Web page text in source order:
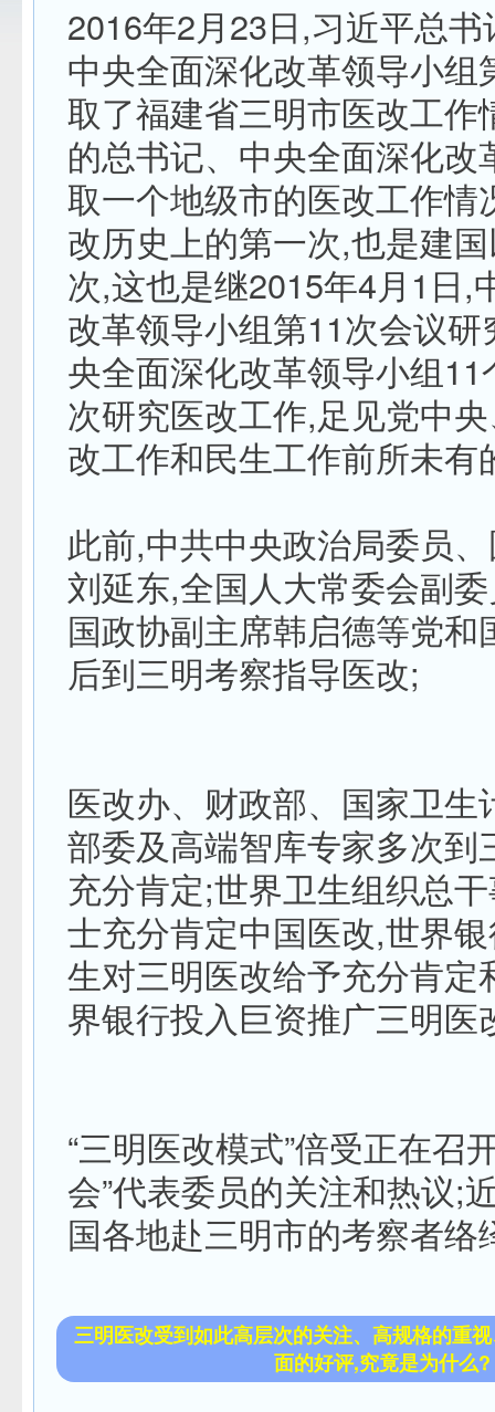
2016年2月23日,习近平总
中央全面深化改革领导小组
取了福建省三明市医改工作
的总书记、中央全面深化改
取一个地级市的医改工作情
改历史上的第一次,也是建
次,这也是继2015年4月1日,
改革领导小组第11次会议
央全面深化改革领导小组
次研究医改工作,足见党中
改工作和民生工作前所未有
此前,中共中央政治局委员
刘延东,全国人大常委会副
国政协副主席韩启德等党和
后到三明考察指导医改;
医改办、财政部、国家卫生
部委及高端智库专家多次到
充分肯定;世界卫生组织总
士充分肯定中国医改,世界
生对三明医改给予充分肯定
界银行投入巨资推广三明医
“三明医改模式”倍受正在召
会”代表委员的关注和热议;
国各地赴三明市的考察者络
三明医改受到如此高层次的关注、高规格的重
面的好评,究竟是为什么?